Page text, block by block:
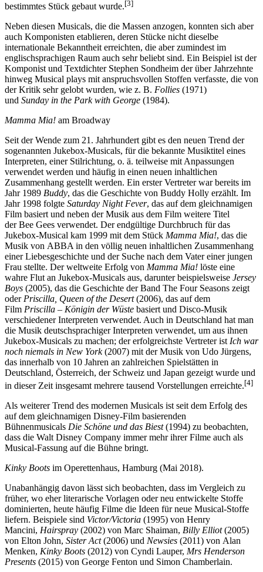
bestimmtes Stück gebaut wurde.[3]
Neben diesen Musicals, die die Massen anzogen, konnten sich aber
auch Komponisten etablieren, deren Stücke nicht dieselbe
internationale Bekanntheit erreichten, die aber zumindest im
englischsprachigen Raum auch sehr beliebt sind. Ein Beispiel ist der
Komponist und Textdichter Stephen Sondheim der über Jahrzehnte
hinweg Musical plays mit anspruchsvollen Stoffen verfasste, die von
der Kritik sehr gelobt wurden, wie z. B. Follies (1971)
und Sunday in the Park with George (1984).
Mamma Mia! am Broadway
Seit der Wende zum 21. Jahrhundert gibt es den neuen Trend der
sogenannten Jukebox-Musicals, für die bekannte Musiktitel eines
Interpreten, einer Stilrichtung, o. ä. teilweise mit Anpassungen
verwendet werden und häufig in einen neuen inhaltlichen
Zusammenhang gestellt werden. Ein erster Vertreter war bereits im
Jahr 1989 Buddy, das die Geschichte von Buddy Holly erzählt. Im
Jahr 1998 folgte Saturday Night Fever, das auf dem gleichnamigen
Film basiert und neben der Musik aus dem Film weitere Titel
der Bee Gees verwendet. Der endgültige Durchbruch für das
Jukebox-Musical kam 1999 mit dem Stück Mamma Mia!, das die
Musik von ABBA in den völlig neuen inhaltlichen Zusammenhang
einer Liebesgeschichte und der Suche nach dem Vater einer jungen
Frau stellte. Der weltweite Erfolg von Mamma Mia! löste eine
wahre Flut an Jukebox-Musicals aus, darunter beispielsweise Jersey
Boys (2005), das die Geschichte der Band The Four Seasons zeigt
oder Priscilla, Queen of the Desert(2006), das auf dem
Film Priscilla – Königin der Wüste basiert und Disco-Musik
verschiedener Interpreten verwendet. Auch in Deutschland hat man
die Musik deutschsprachiger Interpreten verwendet, um aus ihnen
Jukebox-Musicals zu machen; der erfolgreichste Vertreter ist Ich war
noch niemals in New York(2007) mit der Musik von Udo Jürgens,
das innerhalb von 10 Jahren an zahlreichen Spielstätten in
Deutschland, Österreich, der Schweiz und Japan gezeigt wurde und
in dieser Zeit insgesamt mehrere tausend Vorstellungen erreichte.[4]
Als weiterer Trend des modernen Musicals ist seit dem Erfolg des
auf dem gleichnamigen Disney-Film basierenden
Bühnenmusicals Die Schöne und das Biest(1994) zu beobachten,
dass die Walt Disney Company immer mehr ihrer Filme auch als
Musical-Fassung auf die Bühne bringt.
Kinky Boots im Operettenhaus, Hamburg (Mai 2018).
Unabanhängig davon lässt sich beobachten, dass im Vergleich zu
früher, wo eher literarische Vorlagen oder neu entwickelte Stoffe
dominierten, heute häufig Filme die Ideen für neue Musical-Stoffe
liefern. Beispiele sind Victor/Victoria (1995) von Henry
Mancini, Hairspray (2002) von Marc Shaiman, Billy Elliot(2005)
von Elton John, Sister Act(2006) und Newsies (2011) von Alan
Menken, Kinky Boots (2012) von Cyndi Lauper, Mrs Henderson
Presents (2015) von George Fenton und Simon Chamberlain.